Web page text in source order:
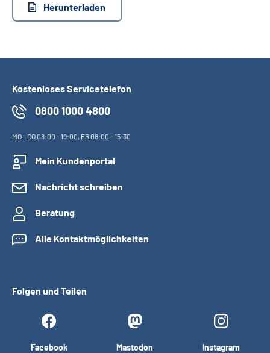
Language
Inhalte in Gebärdensprache (DGS)
Herunterladen
Kostenloses Servicetelefon
0800 1000 4800
MO- DO08:00 - 19:00, FR08:00 - 15:30
Mein Kundenportal
Nachricht schreiben
Beratung
Alle Kontaktmöglichkeiten
Folgen und Teilen
Facebook Mastodon Instagram